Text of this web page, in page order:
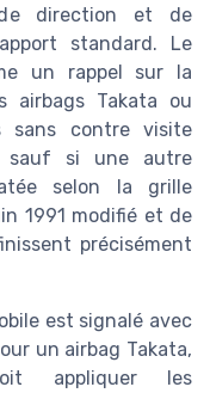
direction et de
standard. Le
un rappel sur la
airbags Takata ou
sans contre visite
sauf si une autre
selon la grille
1991 modifié et de
précisément
est signalé avec
un airbag Takata,
appliquer les